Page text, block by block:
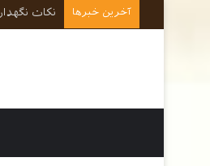
آخرین خبرها نکات